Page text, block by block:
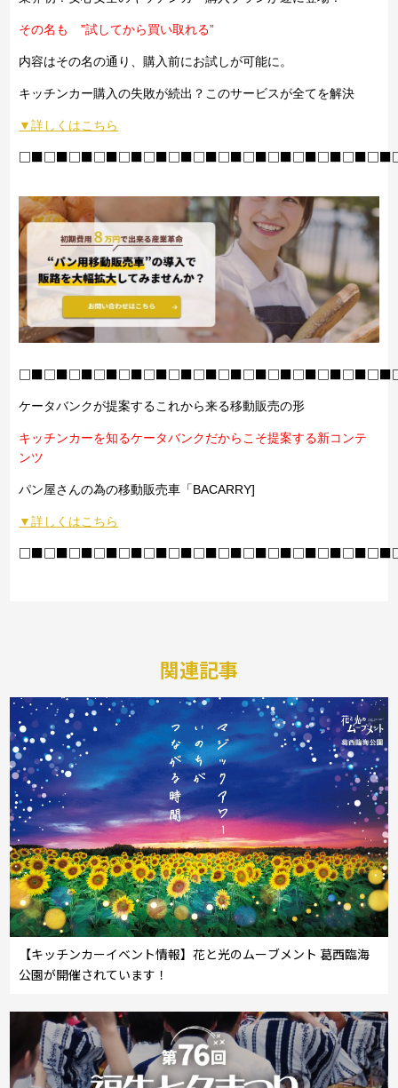
その名も ”試してから買い取れる”
内容はその名の通り、購入前にお試しが可能に。
キッチンカー購入の失敗が続出？このサービスが全てを解決
▼詳しくはこちら
ケータバンクが提案するこれから来る移動販売の形
キッチンカーを知るケータバンクだからこそ提案する新コンテ
ンツ
パン屋さんの為の移動販売車「BACARRY]
▼詳しくはこちら
関連記事
【キッチンカーイベント情報】花と光のムーブメント 葛西臨海
公園が開催されています！